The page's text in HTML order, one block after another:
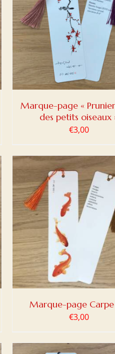
Marque-page «
des petits oiseaux
€3,00
Marque-page
€3,00